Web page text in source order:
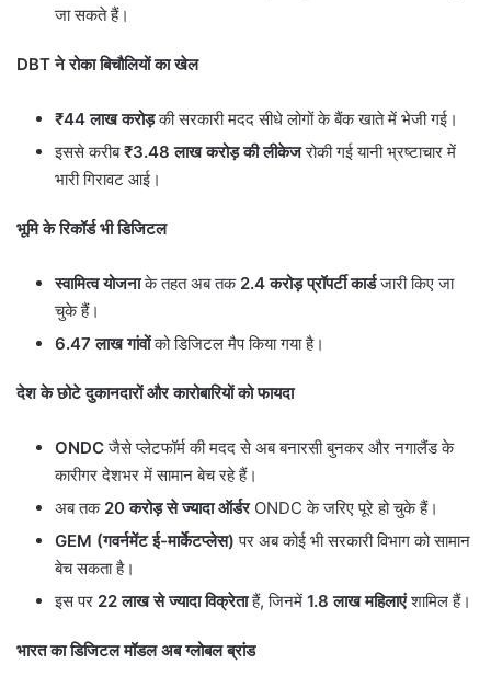
जा सकते हैं।
DBTने रोका बिचौलियों का खेल
₹44लाख करोड़की सरकारी मदद सीधे लोगों के बैंक खाते में भेजी गई।
इससे करीब₹3.48लाख करोड़ की लीकेजरोकी गई यानी भ्रष्टाचार में
भारी गिरावट आई।
भूमि के रिकॉर्ड भी डिजिटल
स्वामित्व योजनाके तहत अब तक 2.4करोड़ प्रॉपर्टी कार्डजारी किए जा
चुके हैं।
6.47लाख गांवोंको डिजिटल मैप किया गया है।
देश के छोटे दुकानदारों और कारोबारियों को फायदा
ONDCजैसे प्लेटफॉर्म की मदद से अब बनारसी बुनकर और नगालैंड के
कारीगर देशभर में सामान बेच रहे हैं।
अब तक 20करोड़ से ज्यादा ऑर्डरONDC के जरिए पूरे हो चुके हैं।
GEM (गवर्नमेंट ई-मार्केटप्लेस) पर अब कोई भी सरकारी विभाग को सामान
बेच सकता है।
इस पर 22लाख से ज्यादा विक्रेताहैं, जिनमें 1.8लाख महिलाएंशामिल हैं।
भारत का डिजिटल मॉडल अब ग्लोबल ब्रांड